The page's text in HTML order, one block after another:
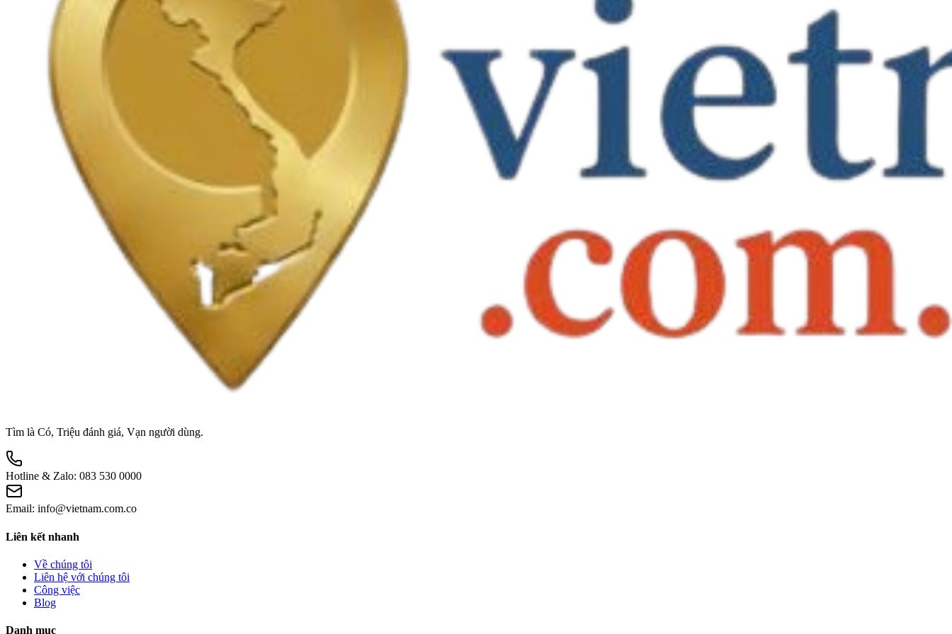
Tìm là Có, Triệu đánh giá, Vạn người dùng.
Hotline & Zalo: 083 530 0000
Email: info@vietnam.com.co
Liên kết nhanh
Về chúng tôi
Liên hệ với chúng tôi
Công việc
Blog
Danh mục